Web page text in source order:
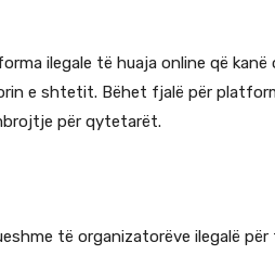
ilegale të huaja online që kanë
e shtetit. Bëhet fjalë për
për qytetarët.
të organizatorëve ilegalë